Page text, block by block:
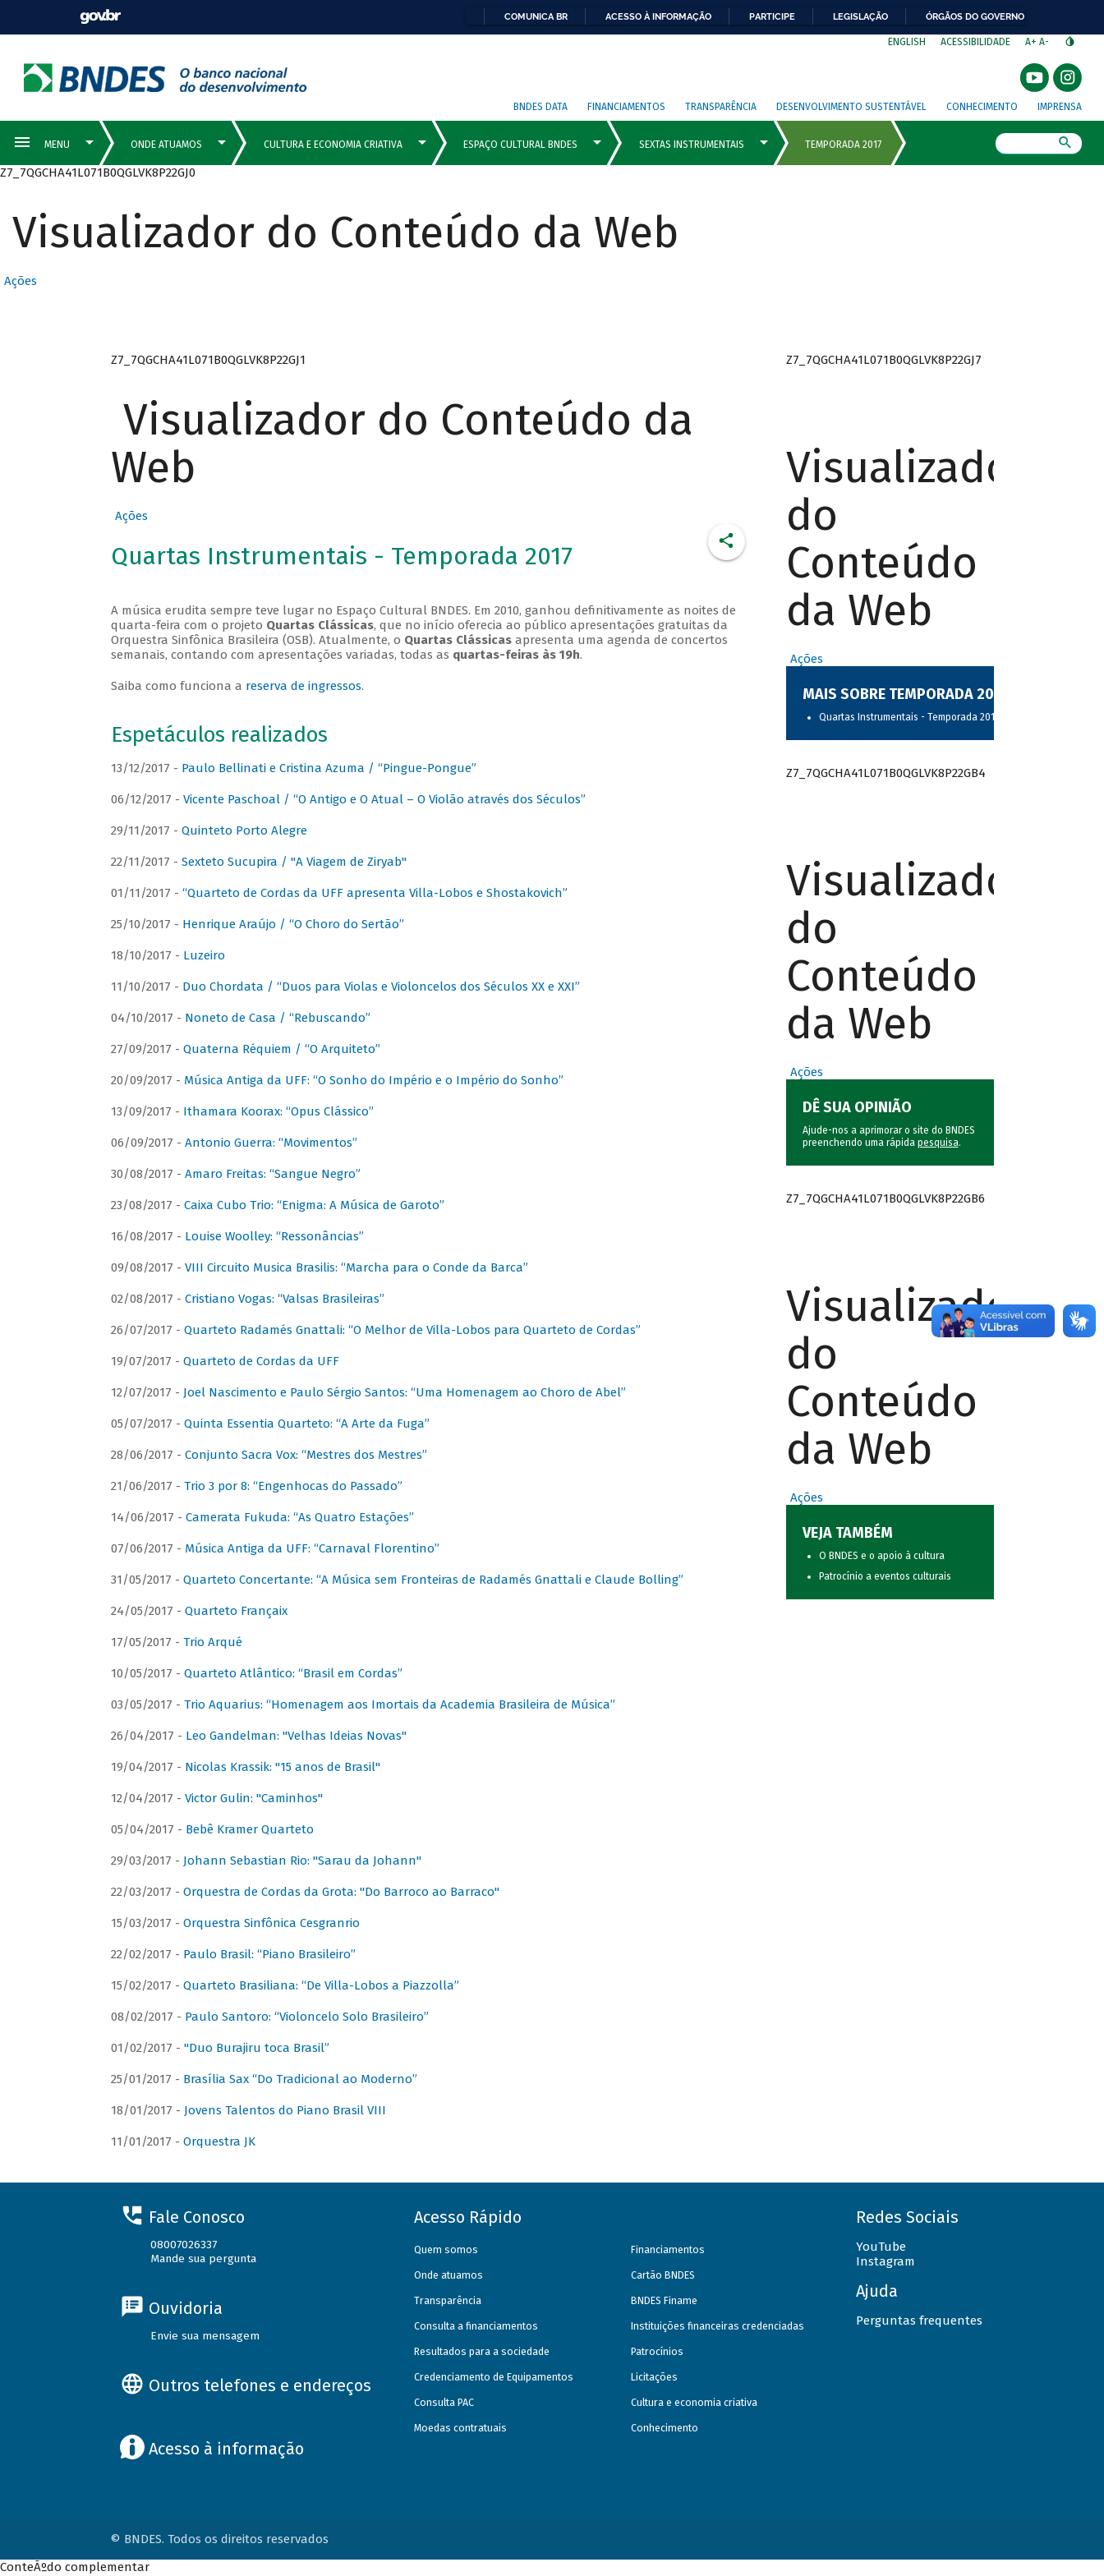
COMUNICA BR ACESSO À INFORMAÇÃO PARTICIPE LEGISLAÇÃO ÓRGÃOS DO GOVERNO
ENGLISH ACESSIBILIDADE A+ A-
BNDES DATA FINANCIAMENTOS TRANSPARÊNCIA DESENVOLVIMENTO SUSTENTÁVEL CONHECIMENTO IMPRENSA
Z7_7QGCHA41L071B0QGLVK8P22GJ0
Visualizador do Conteúdo da Web
Ações
Z7_7QGCHA41L071B0QGLVK8P22GJ1
Visualizador do Conteúdo da
Web
Ações
Quartas Instrumentais - Temporada 2017
A música erudita sempre teve lugar no Espaço Cultural BNDES. Em 2010, ganhou definitivamente as noites de
quarta-feira com o projeto Quartas Clássicas, que no início oferecia ao público apresentações gratuitas da
Orquestra Sinfônica Brasileira (OSB). Atualmente, o Quartas Clássicasapresenta uma agenda de concertos
semanais, contando com apresentações variadas, todas as quartas-feiras às 19h.
Saiba como funciona a reserva de ingressos.
Espetáculos realizados
13/12/2017 - Paulo Bellinati e Cristina Azuma / “Pingue-Pongue”
06/12/2017 - Vicente Paschoal / “O Antigo e O Atual – O Violão através dos Séculos”
29/11/2017 - Quinteto Porto Alegre
22/11/2017 - Sexteto Sucupira / "A Viagem de Ziryab"
01/11/2017 - “Quarteto de Cordas da UFF apresenta Villa-Lobos e Shostakovich”
25/10/2017 - Henrique Araújo / “O Choro do Sertão”
18/10/2017 - Luzeiro
11/10/2017 - Duo Chordata / “Duos para Violas e Violoncelos dos Séculos XX e XXI”
04/10/2017 - Noneto de Casa / “Rebuscando”
27/09/2017 - Quaterna Réquiem / “O Arquiteto”
20/09/2017 - Música Antiga da UFF: “O Sonho do Império e o Império do Sonho”
13/09/2017 - Ithamara Koorax: “Opus Clássico”
06/09/2017 - Antonio Guerra: “Movimentos”
30/08/2017 - Amaro Freitas: “Sangue Negro”
23/08/2017 - Caixa Cubo Trio: “Enigma: A Música de Garoto”
16/08/2017 - Louise Woolley: “Ressonâncias”
09/08/2017 - VIII Circuito Musica Brasilis: “Marcha para o Conde da Barca”
02/08/2017 - Cristiano Vogas: “Valsas Brasileiras”
26/07/2017 - Quarteto Radamés Gnattali: “O Melhor de Villa-Lobos para Quarteto de Cordas”
19/07/2017 - Quarteto de Cordas da UFF
12/07/2017 - Joel Nascimento e Paulo Sérgio Santos: “Uma Homenagem ao Choro de Abel”
05/07/2017 - Quinta Essentia Quarteto: “A Arte da Fuga”
28/06/2017 - Conjunto Sacra Vox: “Mestres dos Mestres”
21/06/2017 - Trio 3 por 8: “Engenhocas do Passado”
14/06/2017 - Camerata Fukuda: “As Quatro Estações”
07/06/2017 - Música Antiga da UFF: “Carnaval Florentino”
31/05/2017 - Quarteto Concertante: “A Música sem Fronteiras de Radamés Gnattali e Claude Bolling”
24/05/2017 - Quarteto Françaix
17/05/2017 - Trio Arqué
10/05/2017 - Quarteto Atlântico: “Brasil em Cordas”
03/05/2017 - Trio Aquarius: “Homenagem aos Imortais da Academia Brasileira de Música”
26/04/2017 - Leo Gandelman: "Velhas Ideias Novas"
19/04/2017 - Nicolas Krassik: "15 anos de Brasil"
12/04/2017 - Victor Gulin: "Caminhos"
05/04/2017 - Bebê Kramer Quarteto
29/03/2017 - Johann Sebastian Rio: "Sarau da Johann"
22/03/2017 - Orquestra de Cordas da Grota: "Do Barroco ao Barraco"
15/03/2017 - Orquestra Sinfônica Cesgranrio
22/02/2017 - Paulo Brasil: “Piano Brasileiro”
15/02/2017 - Quarteto Brasiliana: “De Villa-Lobos a Piazzolla”
08/02/2017 - Paulo Santoro: “Violoncelo Solo Brasileiro”
01/02/2017 - "Duo Burajiru toca Brasil”
25/01/2017 - Brasília Sax “Do Tradicional ao Moderno”
18/01/2017 - Jovens Talentos do Piano Brasil VIII
11/01/2017 - Orquestra JK
Z7_7QGCHA41L071B0QGLVK8P22GJ7
Visualizador
do
Conteúdo
da Web
Ações
MAIS SOBRE TEMPORADA 2017
Quartas Instrumentais - Temporada 2017
Z7_7QGCHA41L071B0QGLVK8P22GB4
Visualizador
do
Conteúdo
da Web
Ações
DÊ SUA OPINIÃO
Ajude-nos a aprimorar o site do BNDES
preenchendo uma rápida pesquisa.
Z7_7QGCHA41L071B0QGLVK8P22GB6
Visualizador
do
Conteúdo
da Web
Ações
VEJA TAMBÉM
O BNDES e o apoio à cultura
Patrocínio a eventos culturais
Fale Conosco
08007026337
Mande sua pergunta
Ouvidoria
Envie sua mensagem
Outros telefones e endereços
Acesso à informação
Acesso Rápido
Quem somos
Onde atuamos
Transparência
Consulta a financiamentos
Resultados para a sociedade
Credenciamento de Equipamentos
Consulta PAC
Moedas contratuais
Financiamentos
Cartão BNDES
BNDES Finame
Instituições financeiras credenciadas
Patrocínios
Licitações
Cultura e economia criativa
Conhecimento
Redes Sociais
YouTube
Instagram
Ajuda
Perguntas frequentes
© BNDES. Todos os direitos reservados
ConteÃºdo complementar